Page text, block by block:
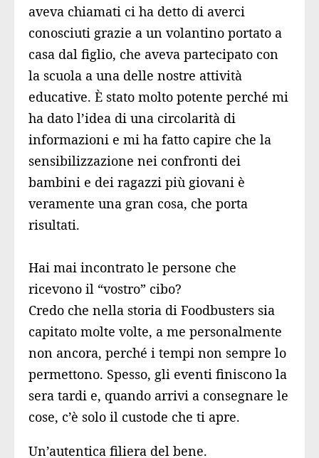
aveva chiamati ci ha detto di averci
conosciuti grazie a un volantino portato a
casa dal figlio, che aveva partecipato con
la scuola a una delle nostre attività
educative. È stato molto potente perché mi
ha dato l’idea di una circolarità di
informazioni e mi ha fatto capire che la
sensibilizzazione nei confronti dei
bambini e dei ragazzi più giovani è
veramente una gran cosa, che porta
risultati.
Hai mai incontrato le persone che
ricevono il “vostro” cibo?
Credo che nella storia di Foodbusters sia
capitato molte volte, a me personalmente
non ancora, perché i tempi non sempre lo
permettono. Spesso, gli eventi finiscono la
sera tardi e, quando arrivi a consegnare le
cose, c’è solo il custode che ti apre.
Un’autentica filiera del bene.